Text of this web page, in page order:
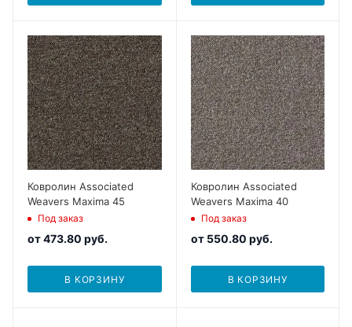
Ковролин Associated
Weavers Maxima 45
Под заказ
от473.80 руб.
В КОРЗИНУ
Ковролин Associated
Weavers Maxima 40
Под заказ
от 550.80 руб.
В КОРЗИНУ